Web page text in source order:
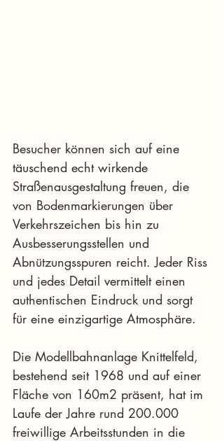
Besucher können sich auf eine
täuschend echt wirkende
Straßenausgestaltung freuen, die
von Bodenmarkierungen über
Verkehrszeichen bis hin zu
Ausbesserungsstellen und
Abnützungsspuren reicht. Jeder Riss
und jedes Detail vermittelt einen
authentischen Eindruck und sorgt
für eine einzigartige Atmosphäre.
Die Modellbahnanlage Knittelfeld,
bestehend seit 1968 und auf einer
Fläche von 160m2 präsent, hat im
Laufe der Jahre rund 200.000
freiwillige Arbeitsstunden in die